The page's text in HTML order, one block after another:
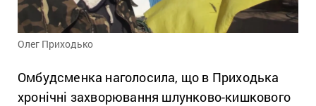
Олег Приходько
Омбудсменка наголосила, що в Приходька
хронічні захворювання шлунково-кишкового